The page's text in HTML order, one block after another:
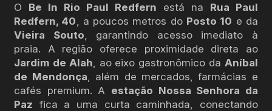
O Be In Rio Paul Redfern está na Rua Paul
Redfern, 40 , a poucos metros do Posto 10 e da
Vieira Souto , garantindo acesso imediato à
praia. A região oferece proximidade direta ao
Jardim de Alah , ao eixo gastronômico da Aníbal
de Mendonça , além de mercados, farmácias e
cafés premium. A estação Nossa Senhora da
Paz fica a uma curta caminhada, conectando